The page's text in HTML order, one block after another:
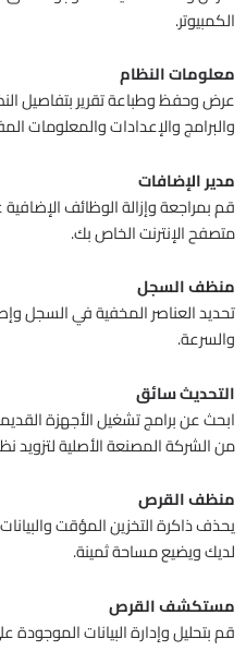
الكمبيوتر.
معلومات النظام
عرض وحفظ وطباعة تقرير بتفاصيل
والبرامج والإعدادات والمعلومات
مدير الإضافات
قم بمراجعة وإزالة الوظائف
متصفح الإنترنت الخاص بك.
منظف السجل
تحديد العناصر المخفية في السجل
والسرعة.
التحديث سائق
ابحث عن برامج تشغيل الأجهزة
من الشركة المصنعة الأصلية لتزويد
منظف القرص
يحذف ذاكرة التخزين المؤقت
لديك ويضيع مساحة ثمينة.
مستكشف القرص
قم بتحليل وإدارة البيانات